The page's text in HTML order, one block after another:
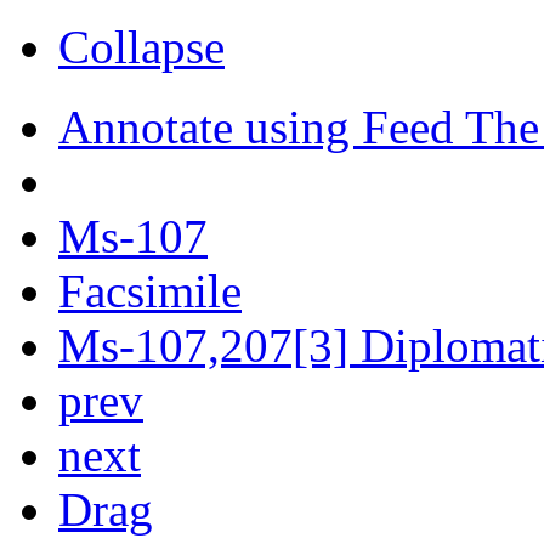
Collapse
Annotate using Feed
Ms-107
Facsimile
Ms-107,207[3]
prev
next
Drag